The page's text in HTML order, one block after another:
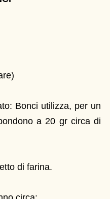
Bonci utilizza, per un
a 20 gr circa di
di farina.